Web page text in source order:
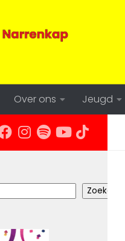
Over ons Jeugd
Zoeken